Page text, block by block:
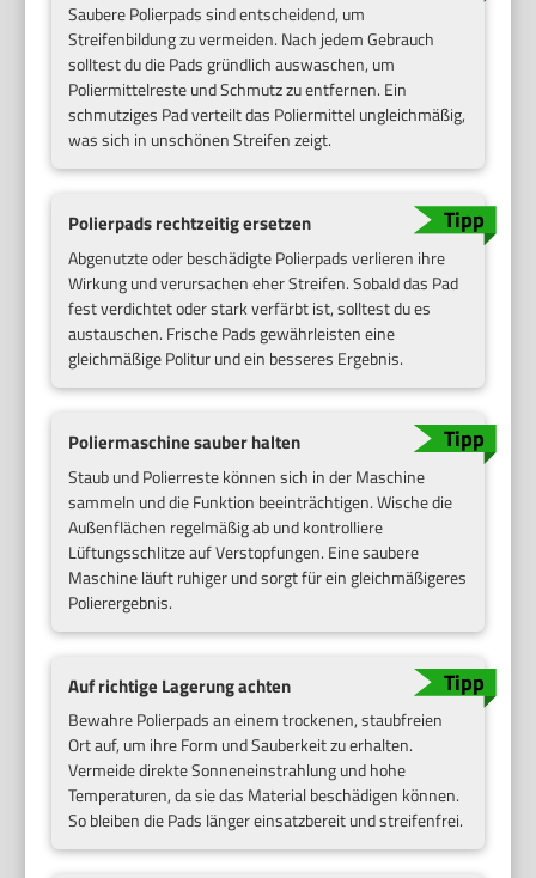
Saubere Polierpads sind entscheidend, um
Streifenbildung zu vermeiden. Nach jedem Gebrauch
solltest du die Pads gründlich auswaschen, um
Poliermittelreste und Schmutz zu entfernen. Ein
schmutziges Pad verteilt das Poliermittel ungleichmäßig,
was sich in unschönen Streifen zeigt.
Polierpads rechtzeitig ersetzen
Abgenutzte oder beschädigte Polierpads verlieren ihre
Wirkung und verursachen eher Streifen. Sobald das Pad
fest verdichtet oder stark verfärbt ist, solltest du es
austauschen. Frische Pads gewährleisten eine
gleichmäßige Politur und ein besseres Ergebnis.
Poliermaschine sauber halten
Staub und Polierreste können sich in der Maschine
sammeln und die Funktion beeinträchtigen. Wische die
Außenflächen regelmäßig ab und kontrolliere
Lüftungsschlitze auf Verstopfungen. Eine saubere
Maschine läuft ruhiger und sorgt für ein gleichmäßigeres
Polierergebnis.
Auf richtige Lagerung achten
Bewahre Polierpads an einem trockenen, staubfreien
Ort auf, um ihre Form und Sauberkeit zu erhalten.
Vermeide direkte Sonneneinstrahlung und hohe
Temperaturen, da sie das Material beschädigen können.
So bleiben die Pads länger einsatzbereit und streifenfrei.